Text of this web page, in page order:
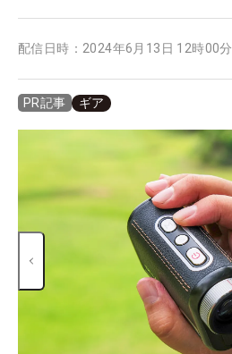
配信日時： 2024年6月13日 12時00分
PR記事 ギア